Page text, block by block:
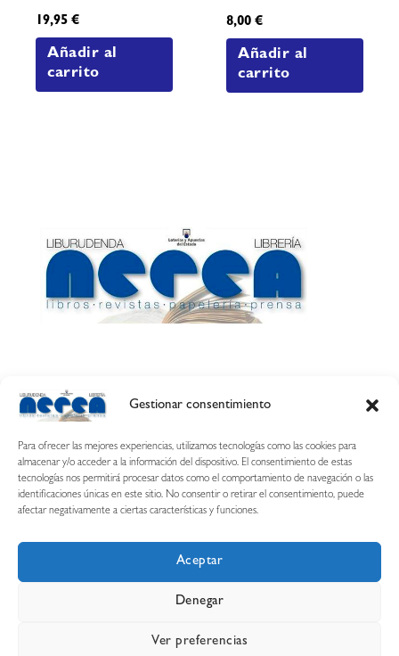
Gestionar consentimiento
Para ofrecer las mejores experiencias, utilizamos tecnologías como las cookies para
almacenar y/o acceder a la información del dispositivo. El consentimiento de estas
tecnologías nos permitirá procesar datos como el comportamiento de navegación o las
identificaciones únicas en este sitio. No consentir o retirar el consentimiento, puede
afectar negativamente a ciertas características y funciones.
Aceptar
Denegar
Ver preferencias
19,95€
Añadir al
carrito
8,00€
Añadir al
carrito
Calle Esquíroz, 27
687 54 31 70
nerearetamonge@gmail.com
Aviso legal
Condiciones de uso y compra